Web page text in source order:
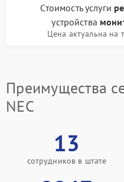
Стоимость услуги
устройства
Цена актуальна на
Преимущества
NEC
13
сотрудников в штате